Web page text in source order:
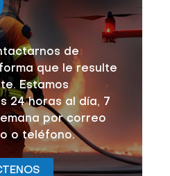
de
que le resulte
Estamos
24 horas al día, 7
por correo
o teléfono.